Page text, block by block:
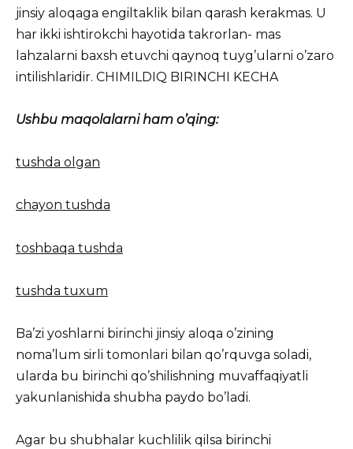
jinsiy aloqaga engiltaklik bilan qarash kerakmas. U
har ikki ishtirokchi hayotida takrorlan- mas
lahzalarni baxsh etuvchi qaynoq tuyg’ularni o’zaro
intilishlaridir. CHIMILDIQ BIRINCHI KECHA
Ushbu maqolalarni ham o’qing:
tushda olgan
chayon tushda
toshbaqa tushda
tushda tuxum
Ba’zi yoshlarni birinchi jinsiy aloqa o’zining
noma’lum sirli tomonlari bilan qo’rquvga soladi,
ularda bu birinchi qo’shilishning muvaffaqiyatli
yakunlanishida shubha paydo bo’ladi.
Agar bu shubhalar kuchlilik qilsa birinchi